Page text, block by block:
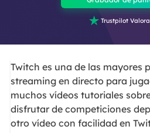
 Trustpilot
Twitch es una de las mayores
streaming en directo para
muchos vídeos tutoriales
disfrutar de competiciones
otro vídeo con facilidad en